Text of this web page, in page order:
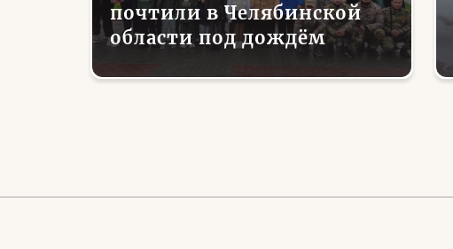
почтили в Челябинской
области под дождём